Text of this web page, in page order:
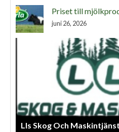
Priset till
juni 26, 2026
Anneberg Skog & Agro